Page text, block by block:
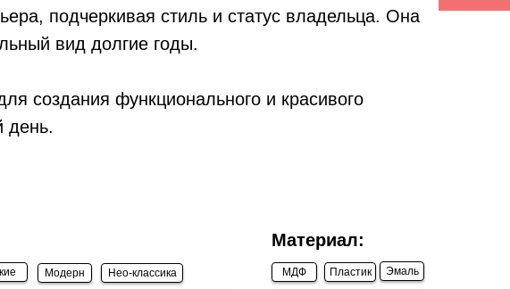
подчеркивая стиль и статус владельца. Она
вид долгие годы.
создания функционального и красивого
день.
Модерн Нео-классика Пластик
МДФ Эмаль
Материал: